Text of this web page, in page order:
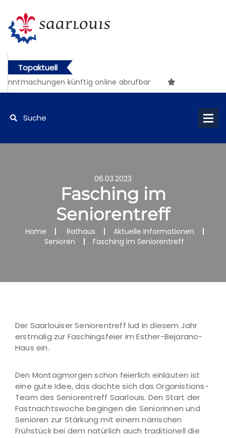
Topaktuell
künftig online abrufbar
06.03.2023
Fasching im
Seniorentreff
Home Rathaus
Aktuelle Informationen
Senioren
Fasching im Seniorentreff
Der Saarlouiser Seniorentreff lud in diesem Jahr
erstmalig zur Faschingsfeier im Esther-Bejarano-
Haus ein.
Den Montagmorgen schon feierlich einläuten ist
eine gute Idee, das dachte sich das Organistions-
Team des Seniorentreff Saarlouis. Den Start der
Fastnachtswoche begingen die Seniorinnen und
Senioren zur Stärkung mit einem närrischen
Frühstück bei dem natürlich auch traditionell die